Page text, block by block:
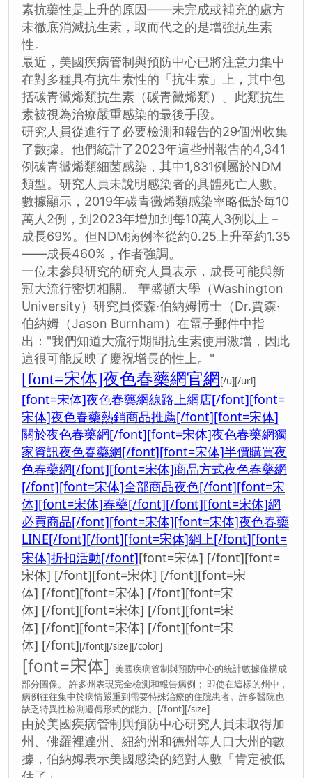
素抗藥性是上升的原因——未完成或補充的處方
未徹底消滅抗生素，取而代之的是增強抗生素
性。
最近，美國疾病管制與預防中心已將注意力集中
在對多種具有抗生素性的「抗生素」上，其中包
括碳青黴烯類抗生素（碳青黴烯類）。此類抗生
素被視為治療嚴重感染的最後手段。
研究人員從進行了必要檢測和報告的29個州收集
了數據。他們統計了2023年這些州報告的4,341
例碳青黴烯類細菌感染，其中1,831例屬於NDM
類型。研究人員未說明感染者的具體死亡人數。
數據顯示，2019年碳青黴烯類感染率略低於每10
萬人2例，到2023年增加到每10萬人3例以上－
成長69%。但NDM病例率從約0.25上升至約1.35
——成長460%，作者強調。
一位未參與研究的研究人員表示，成長可能與新
冠大流行密切相關。 華盛頓大學（Washington
University）研究員傑森·伯納姆博士（Dr.賈森·
伯納姆（Jason Burnham）在電子郵件中指
出："我們知道大流行期間抗生素使用激增，因此
這很可能反映了慶祝增長的性上。"
[font=宋体]夜色春藥網官網[/u][/url]
[font=宋体]夜色春藥網線路上網店[/font][font=
宋体]夜色春藥熱銷商品推薦[/font][font=宋体]
關於夜色春藥網[/font][font=宋体]夜色春藥網獨
家資訊夜色春藥網[/font][font=宋体]半價購買夜
色春藥網[/font][font=宋体]商品方式夜色春藥網
[/font][font=宋体]全部商品夜色[/font][font=宋
体][font=宋体]春藥[/font][/font][font=宋体]網
必買商品[/font][font=宋体][font=宋体]夜色春藥
LINE[/font][/font][font=宋体]網上[/font][font=
宋体]折扣活動[/font][font=宋体] [/font][font=
宋体] [/font][font=宋体] [/font][font=宋
体] [/font][font=宋体] [/font][font=宋
体] [/font][font=宋体] [/font][font=宋
体] [/font][font=宋体] [/font][font=宋
体] [/font][/font][/size][/color]
[font=宋体]
美國疾病管制與預防中心的統計數據僅構成
部分圖像。 許多州表現完全檢測和報告病例； 即使在這樣的州中，
病例往往集中於病情嚴重到需要特殊治療的住院患者。許多醫院也
缺乏特異性檢測遺傳形式的能力。[/font][/size]
由於美國疾病管制與預防中心研究人員未取得加
州、佛羅裡達州、紐約州和德州等人口大州的數
據，伯納姆表示美國感染的絕對人數「肯定被低